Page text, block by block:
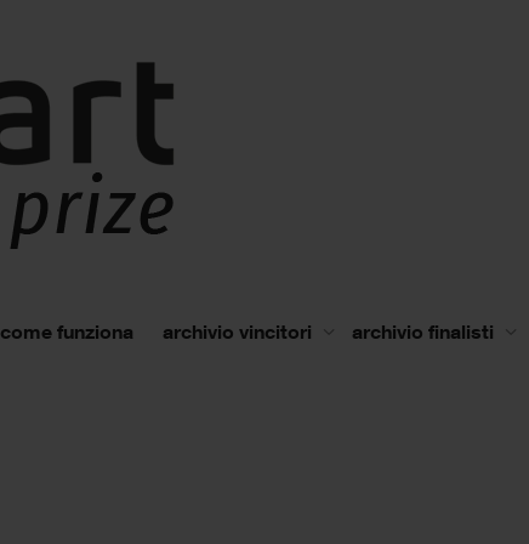
come funziona archivio vincitori archivio finalisti